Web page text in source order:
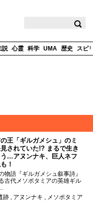
説 心霊 科学 UMA 歴史 スピ
王「ギルガメシュ」のミ
されていた!? まるで生き
…アヌンナキ、巨人ネフ
！
物語『ギルガメシュ叙事詩』
古代メソポタミアの英雄ギル
跡 アヌンナキ
メソポタミア